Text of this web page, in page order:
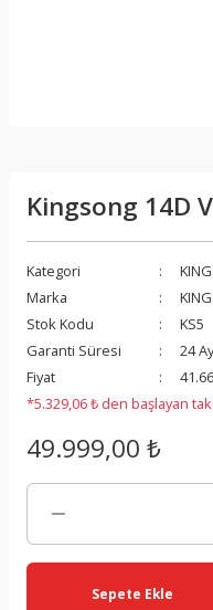
Kingsong 14D
Kategori
Marka
Stok Kodu
KS5
Garanti Süresi
24 Ay
Fiyat
*5.329,06 ₺ den başlayan
49.999,00 ₺
Sepete Ekle